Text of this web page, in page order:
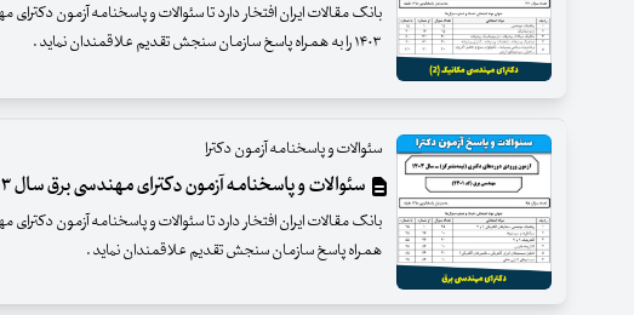
۱۴۰۳ را به همراه پاسخ سازمان سنجش تقدیم علاقمندان نماید .
سئوالات و پاسخنامه آزمون دکترا
سئوالات و پاسخنامه آزمون دکترای مهندسی برق سال ۱۴۰۳
همراه پاسخ سازمان سنجش تقدیم علاقمندان نماید .